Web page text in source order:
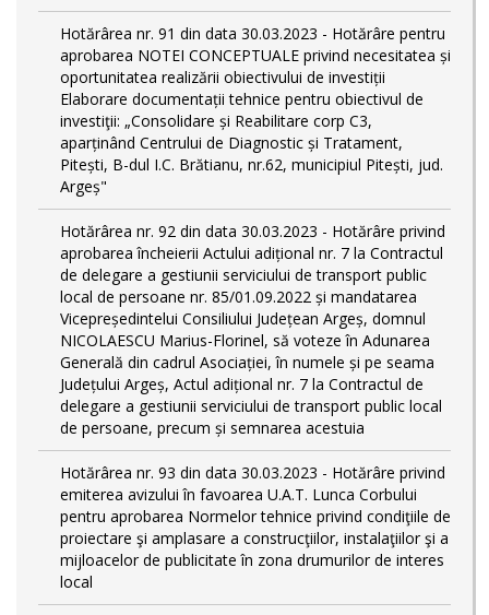
Hotărârea nr. 91 din data 30.03.2023 - Hotărâre pentru
aprobarea NOTEI CONCEPTUALE privind necesitatea și
oportunitatea realizării obiectivului de investiții
Elaborare documentații tehnice pentru obiectivul de
investiţii: „Consolidare și Reabilitare corp C3,
aparținând Centrului de Diagnostic și Tratament,
Pitești, B-dul I.C. Brătianu, nr.62, municipiul Pitești, jud.
Argeș"
Hotărârea nr. 92 din data 30.03.2023 - Hotărâre privind
aprobarea încheierii Actului adițional nr. 7 la Contractul
de delegare a gestiunii serviciului de transport public
local de persoane nr. 85/01.09.2022 și mandatarea
Vicepreședintelui Consiliului Județean Argeș, domnul
NICOLAESCU Marius-Florinel, să voteze în Adunarea
Generală din cadrul Asociației, în numele și pe seama
Județului Argeș, Actul adițional nr. 7 la Contractul de
delegare a gestiunii serviciului de transport public local
de persoane, precum și semnarea acestuia
Hotărârea nr. 93 din data 30.03.2023 - Hotărâre privind
emiterea avizului în favoarea U.A.T. Lunca Corbului
pentru aprobarea Normelor tehnice privind condiţiile de
proiectare şi amplasare a construcţiilor, instalaţiilor şi a
mijloacelor de publicitate în zona drumurilor de interes
local